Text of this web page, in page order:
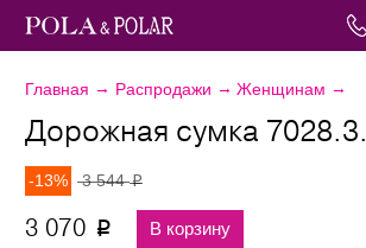
Главная → Распродажи → Женщинам →
Дорожная сумка 7028.3.
-13% 3 544p
3 070 p В корзину